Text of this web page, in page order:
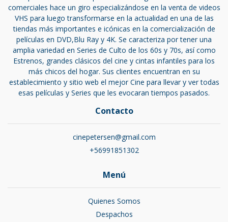
comerciales hace un giro especializándose en la venta de videos
VHS para luego transformarse en la actualidad en una de las
tiendas más importantes e icónicas en la comercialización de
películas en DVD,Blu Ray y 4K. Se caracteriza por tener una
amplia variedad en Series de Culto de los 60s y 70s, así como
Estrenos, grandes clásicos del cine y cintas infantiles para los
más chicos del hogar. Sus clientes encuentran en su
establecimiento y sitio web el mejor Cine para llevar y ver todas
esas películas y Series que les evocaran tiempos pasados.
Contacto
cinepetersen@gmail.com
+56991851302
Menú
Quienes Somos
Despachos